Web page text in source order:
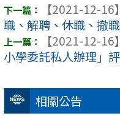
相關公告
【2021-12-16】
職、解聘、休職、撤
【2021-12-16】
小學委託私人辦理」